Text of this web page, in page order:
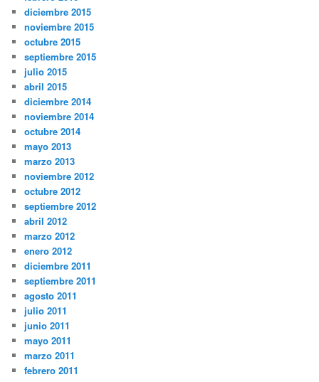
diciembre 2015
noviembre 2015
octubre 2015
septiembre 2015
julio 2015
abril 2015
diciembre 2014
noviembre 2014
octubre 2014
mayo 2013
marzo 2013
noviembre 2012
octubre 2012
septiembre 2012
abril 2012
marzo 2012
enero 2012
diciembre 2011
septiembre 2011
agosto 2011
julio 2011
junio 2011
mayo 2011
marzo 2011
febrero 2011